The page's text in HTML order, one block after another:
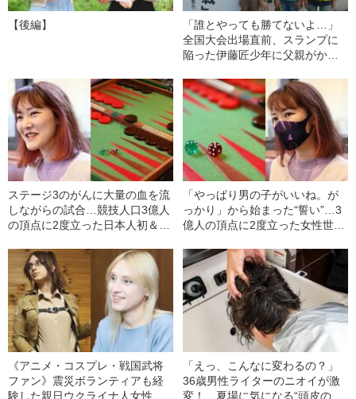
【後編】
「誰とやっても勝てないよ…」
全国大会出場直前、スランプに
陥った伊藤匠少年に父親がかけ
ステージ3のがんに大量の血を流
しながらの試合…競技人口3億人
の頂点に2度立った日本人初＆世
の”
「やっぱり男の子がいいね。が
っかり」から始まった“誓い”…3
億人の頂点に2度立った女性世界
ん」
《アニメ・コスプレ・戦国武将
ファン》震災ボランティアも経
験した親日ウクライナ人女性が
「えっ、こんなに変わるの？」
36歳男性ライターのニオイが激
変！ 夏場に気になる“頭皮のニ